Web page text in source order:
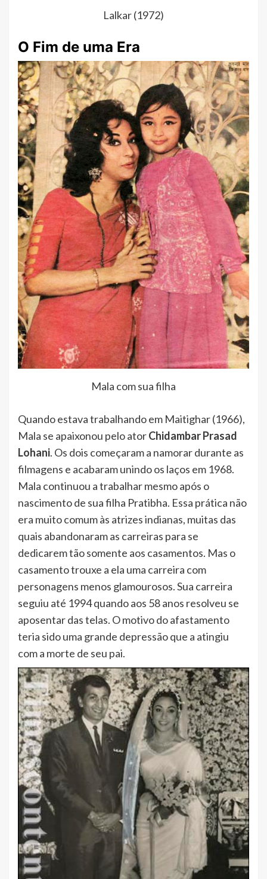
Lalkar (1972)
O Fim de uma Era
Mala com sua filha
Quando estava trabalhando em Maitighar (1966),
Mala se apaixonou pelo atorChidambar Prasad
Lohani. Os dois começaram a namorar durante as
filmagens e acabaram unindo os laços em 1968.
Mala continuou a trabalhar mesmo após o
nascimento de sua filha Pratibha. Essa prática não
era muito comum às atrizes indianas, muitas das
quais abandonaram as carreiras para se
dedicarem tão somente aos casamentos. Mas o
casamento trouxe a ela uma carreira com
personagens menos glamourosos. Sua carreira
seguiu até 1994 quando aos 58 anos resolveu se
aposentar das telas. O motivo do afastamento
teria sido uma grande depressão que a atingiu
com a morte de seu pai.